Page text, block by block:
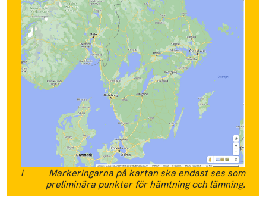
i
Markeringarna på kartan ska endast ses som
preliminära punkter för hämtning och lämning.